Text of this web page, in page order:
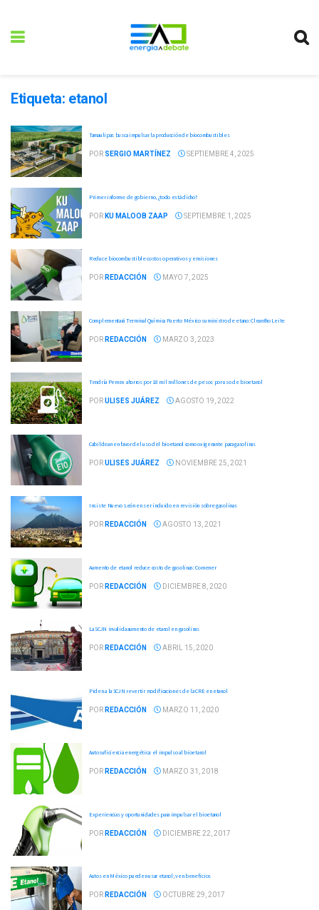
Etiqueta: etanol
Tamaulipas busca impulsar la producción de biocombustibles
POR SERGIO MARTÍNEZ SEPTIEMBRE 4, 2025
Primer informe de gobierno, ¿todo está dicho?
POR KU MALOOB ZAAP SEPTIEMBRE 1, 2025
Reduce biocombustible costos operativos y emisiones
POR REDACCIÓN MAYO 7, 2025
Complementará Terminal Química Puerto México suministro de etano: Cleantho Leite
POR REDACCIÓN MARZO 3, 2023
Tendría Pemex ahorros por 18 mil millones de pesos por uso de bioetanol
PORULISES JUÁREZ AGOSTO 19, 2022
Cabildean en favor del uso del bioetanol como oxigenante para gasolinas
PORULISES JUÁREZ NOVIEMBRE 25, 2021
Insiste Nuevo León en ser incluido en revisión sobre gasolinas
POR REDACCIÓN AGOSTO 13, 2021
Aumento de etanol reduce costo de gasolinas: Comener
POR REDACCIÓN DICIEMBRE 8, 2020
La SCJN invalida aumento de etanol en gasolinas
POR REDACCIÓN ABRIL 15, 2020
Piden a la SCJN revertir modificaciones de la CRE en etanol
POR REDACCIÓN MARZO 11, 2020
Autosuficiencia energética: el impulso al bioetanol
POR REDACCIÓN MARZO 31, 2018
Experiencias y oportunidades para impulsar el bioetanol
POR REDACCIÓN DICIEMBRE 22, 2017
Autos en México pueden usar etanol; ven beneficios
POR REDACCIÓN OCTUBRE 29, 2017